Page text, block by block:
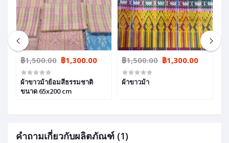
฿1,500.00 ฿1,300.00
ผ้าขาวม้าย้อมสีธรรมชาติ
ขนาด 65x200 cm
฿1,500.00 ฿1,300.00
ผ้าขาวม้า
คำถามเกี่ยวกับผลิตภัณฑ์ (1)